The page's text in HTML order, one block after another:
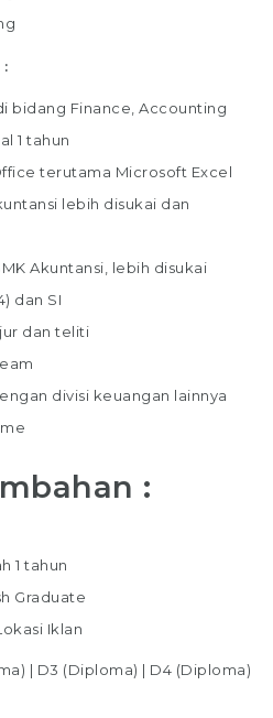
bidang Finance, Accounting
1 tahun
terutama Microsoft Excel
lebih disukai dan
Akuntansi, lebih disukai
dan SI
dan teliti
divisi keuangan lainnya
:
1 tahun
Graduate
Iklan
| D3 (Diploma) | D4 (Diploma)